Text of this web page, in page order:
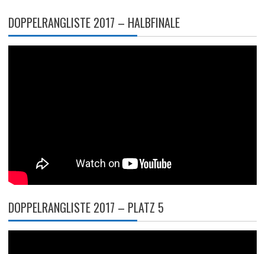
DOPPELRANGLISTE 2017 – HALBFINALE
DOPPELRANGLISTE 2017 – PLATZ 5